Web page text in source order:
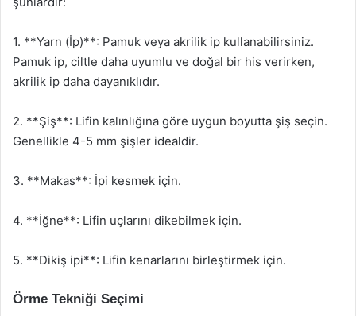
1. **Yarn (İp)**: Pamuk veya akrilik ip kullanabilirsiniz.
Pamuk ip, ciltle daha uyumlu ve doğal bir his verirken,
akrilik ip daha dayanıklıdır.
2. **Şiş**: Lifin kalınlığına göre uygun boyutta şiş seçin.
Genellikle 4-5 mm şişler idealdir.
3. **Makas**: İpi kesmek için.
4. **İğne**: Lifin uçlarını dikebilmek için.
5. **Dikiş ipi**: Lifin kenarlarını birleştirmek için.
Örme Tekniği Seçimi